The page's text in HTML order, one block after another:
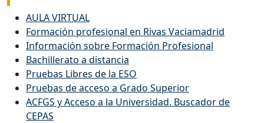
entradas
AULA VIRTUAL
Formación profesional en Rivas Vaciamadrid
Información sobre Formación Profesional
Bachillerato a distancia
Pruebas Libres de la ESO
Pruebas de acceso a Grado Superior
ACFGS y Acceso a la Universidad. Buscador de
CEPAS